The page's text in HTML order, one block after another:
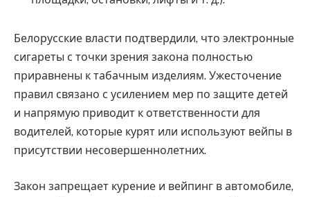
Белорусские власти подтвердили, что электронные
сигареты с точки зрения закона полностью
приравнены к табачным изделиям. Ужесточение
правил связано с усилением мер по защите детей
и напрямую приводит к ответственности для
водителей, которые курят или используют вейпы в
присутствии несовершеннолетних.
Закон запрещает курение и вейпинг в автомобиле,